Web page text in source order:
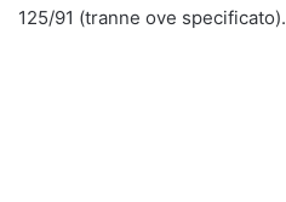
125/91 (tranne ove specificato).